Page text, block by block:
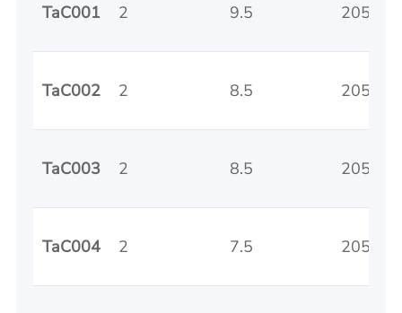
TaC001 2 9.5 2050/
TaC002 2 8.5 2050/
TaC003 2 8.5 2050/
TaC004 2 7.5 2050/